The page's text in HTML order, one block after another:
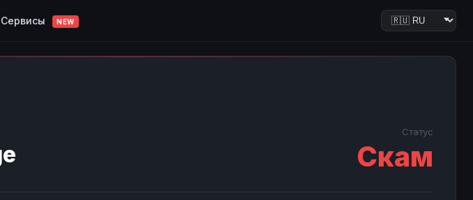
Сервисы NEW
Статус
Скам